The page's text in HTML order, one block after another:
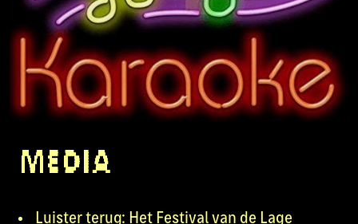
Media
Luister terug: Het Festival van de Lage